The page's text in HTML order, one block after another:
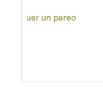
Polo brodé
Previous